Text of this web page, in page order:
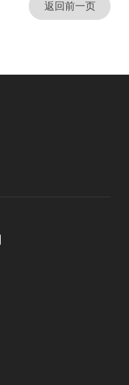
返回前一页